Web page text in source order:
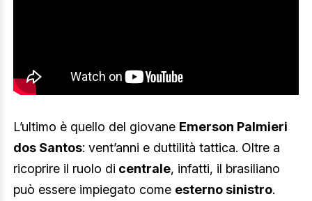
L’ultimo è quello del giovane Emerson Palmieri
dos Santos: vent’anni e duttilità tattica. Oltre a
ricoprire il ruolo di centrale, infatti, il brasiliano
può essere impiegato come esterno sinistro.